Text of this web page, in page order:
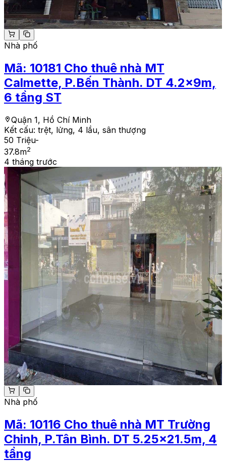
Nhà phố
Mã: 10181 Cho thuê nhà MT
Calmette, P.Bến Thành. DT 4.2x9m,
6 tầng ST
Quận 1, Hồ Chí Minh
Kết cấu: trệt, lửng, 4 lầu, sân thượng
50 Triệu-
37.8m2
4 tháng trước
Nhà phố
Mã: 10116 Cho thuê nhà MT Trường
Chinh, P.Tân Bình. DT 5.25x21.5m, 4
tầng